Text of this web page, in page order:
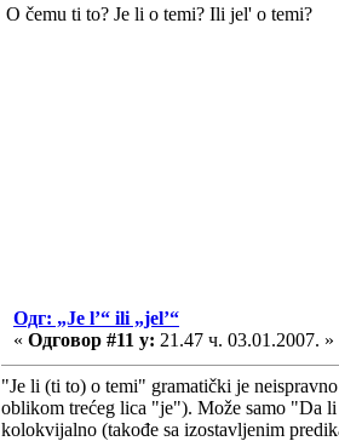
O čemu ti to? Je li o temi? Ili jel' o temi?
Одг: „Je l’“ ili „jel’“
« Одговор #11 у: 21.47 ч. 03.01.2007. »
"Je li (ti to) o temi" gramatički je
oblikom trećeg lica "je"). Može samo "Da
kolokvijalno (takođe sa izostavljenim